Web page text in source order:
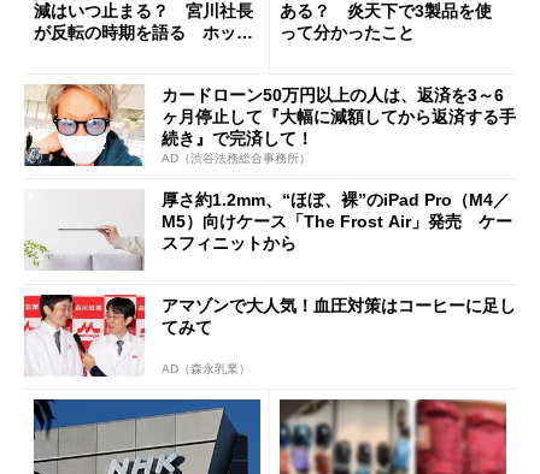
減はいつ止まる？ 宮川社長
が反転の時期を語る ホッピ
ある？ 炎天下で3製品を使
って分かったこと
カードローン50万円以上の人は、返済を3～6
ヶ月停止して『大幅に減額してから返済する手
続き』で完済して！
AD（渋谷法務総合事務所）
厚さ約1.2mm、“ほぼ、裸”のiPad Pro（M4／
M5）向けケース「The Frost Air」発売 ケー
スフィニットから
アマゾンで大人気！血圧対策はコーヒーに足し
てみて
AD（森永乳業）